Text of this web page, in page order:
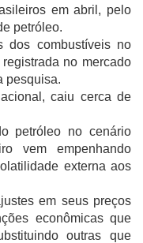
em abril, pelo
petróleo.
dos combustíveis no
no mercado
pesquisa.
caiu cerca de
petróleo no cenário
vem empenhando
externa aos
em seus preços
econômicas que
outras que